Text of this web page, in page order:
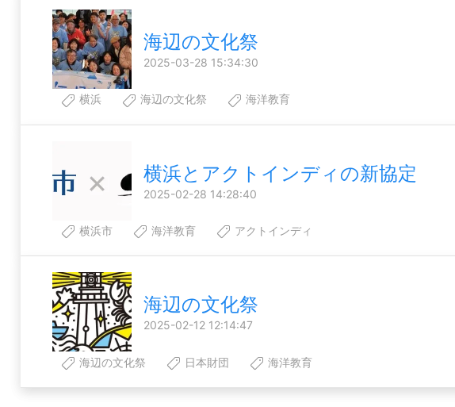
海辺の文化祭
2025-03-28 15:34:30
横浜 海辺の文化祭 海洋教育
横浜とアクトインディの新協定
2025-02-28 14:28:40
横浜市 海洋教育 アクトインディ
海辺の文化祭
2025-02-12 12:14:47
海辺の文化祭 日本財団 海洋教育